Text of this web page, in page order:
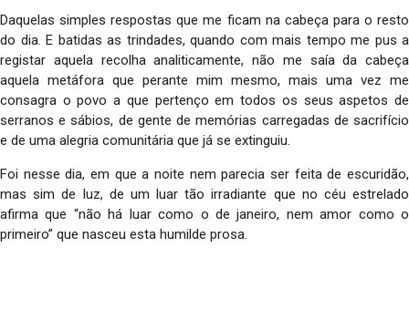
Daquelas simples respostas que me ficam na cabeça para o resto
do dia. E batidas as trindades, quando com mais tempo me pus a
registar aquela recolha analiticamente, não me saía da cabeça
aquela metáfora que perante mim mesmo, mais uma vez me
consagra o povo a que pertenço em todos os seus aspetos de
serranos e sábios, de gente de memórias carregadas de sacrifício
e de uma alegria comunitária que já se extinguiu.
Foi nesse dia, em que a noite nem parecia ser feita de escuridão,
mas sim de luz, de um luar tão irradiante que no céu estrelado
afirma que “não há luar como o de janeiro, nem amor como o
primeiro” que nasceu esta humilde prosa.